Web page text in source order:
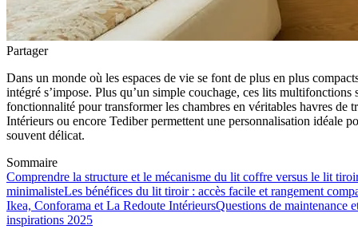
Partager
Dans un monde où les espaces de vie se font de plus en plus
intégré s’impose. Plus qu’un simple couchage, ces lits
fonctionnalité pour transformer les chambres en véritables havres de
Intérieurs ou encore Tediber permettent une personnalisation idéale
souvent délicat.
Sommaire
Comprendre la structure et le mécanisme du lit coffre versus le lit
minimalisteLes bénéfices du lit tiroir : accès facile et rangement
Ikea, Conforama et La Redoute IntérieursQuestions de maintenance
inspirations 2025